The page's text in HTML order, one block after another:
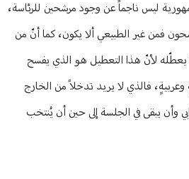
ليس ناجماً عن وجود مرشحين للرئاسة،
فمن غير الطبيعي ألا يكون، كما أنّ من
يعطّله لأنّ هذا التعطيل هو الذي يفسح
فالذي لا يريد تدخلاً من الخارج
وأن يبقى في الجلسة إلى حين أن يُنتخب